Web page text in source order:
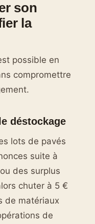
son
la
possible en
compromettre
déstockage
lots de pavés
suite à
des surplus
chuter à 5 €
de matériaux
de